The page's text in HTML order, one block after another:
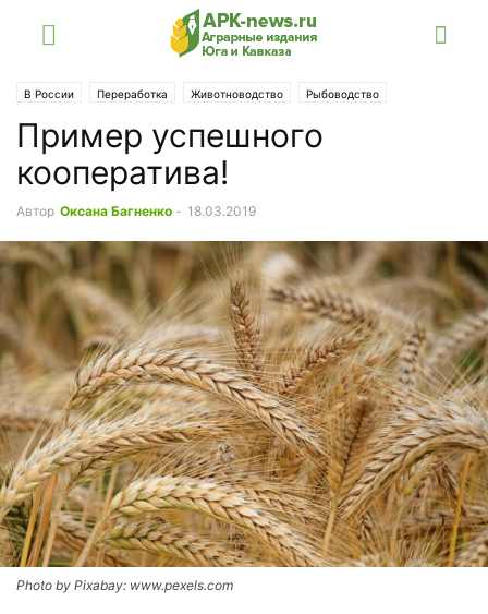
В России Переработка Животноводство Рыбоводство
Ставрополье
Пример успешного
кооператива!
Автор Оксана Багненко - 18.03.2019
Photo by Pixabay: www.pexels.com